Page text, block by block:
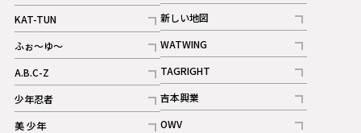
記事
KAT-TUN
記事
ふぉ～ゆ～
記事
A.B.C-Z
記事
ギャラリー
少年忍者
記事
美 少年
記事
新しい地図
記事
WATWING
記事
TAGRIGHT
記事
吉本興業
記事
OWV